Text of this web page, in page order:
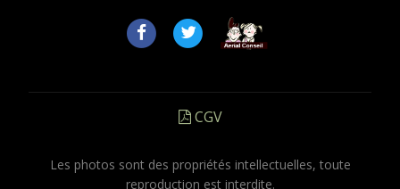
CGV
Les photos sont des propriétés intellectuelles, toute
reproduction est interdite.